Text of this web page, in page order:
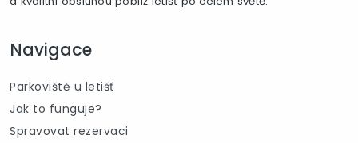
Navigace
Parkoviště u letišť
Jak to funguje?
Spravovat rezervaci